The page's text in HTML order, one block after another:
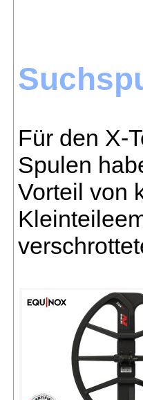
Für den X-
Spulen
Vorteil von